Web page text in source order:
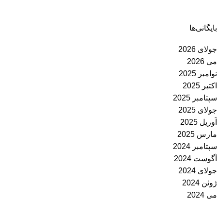
بایگانی‌ها
جولای 2026
می 2026
نوامبر 2025
اکتبر 2025
سپتامبر 2025
جولای 2025
آوریل 2025
مارس 2025
سپتامبر 2024
آگوست 2024
جولای 2024
ژوئن 2024
می 2024